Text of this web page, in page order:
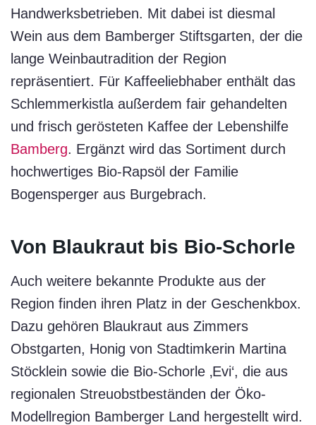
Handwerksbetrieben. Mit dabei ist diesmal
Wein aus dem Bamberger Stiftsgarten, der die
lange Weinbautradition der Region
repräsentiert. Für Kaffeeliebhaber enthält das
Schlemmerkistla außerdem fair gehandelten
und frisch gerösteten Kaffee der Lebenshilfe
Bamberg. Ergänzt wird das Sortiment durch
hochwertiges Bio-Rapsöl der Familie
Bogensperger aus Burgebrach.
Von Blaukraut bis Bio-Schorle
Auch weitere bekannte Produkte aus der
Region finden ihren Platz in der Geschenkbox.
Dazu gehören Blaukraut aus Zimmers
Obstgarten, Honig von Stadtimkerin Martina
Stöcklein sowie die Bio-Schorle ‚Evi‘, die aus
regionalen Streuobstbeständen der Öko-
Modellregion Bamberger Land hergestellt wird.